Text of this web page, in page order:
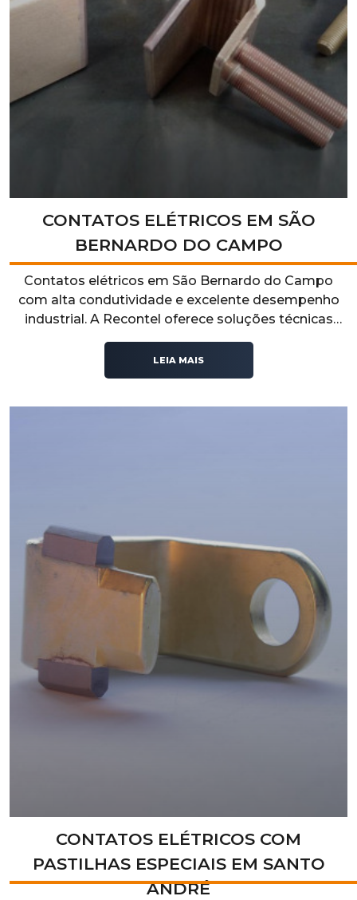
CONTATOS ELÉTRICOS EM SÃO
BERNARDO DO CAMPO
Contatos elétricos em São Bernardo do Campo
com alta condutividade e excelente desempenho
industrial. A Recontel oferece soluções técnicas
segurança, durabilidade e eficiência operacional.
LEIA MAIS
CONTATOS ELÉTRICOS COM
PASTILHAS ESPECIAIS EM SANTO
ANDRÉ